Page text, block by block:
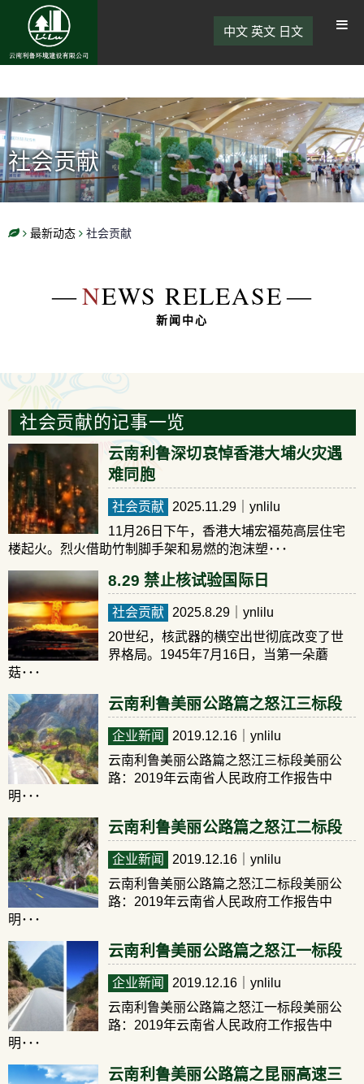
中文 英文 日文
社会贡献
最新动态 社会贡献
―NEWS RELEASE―
新闻中心
社会贡献的记事一览
云南利鲁深切哀悼香港大埔火灾遇
难同胞
社会贡献 2025.11.29 ｜ynlilu
11月26日下午，香港大埔宏福苑高层住宅
楼起火。烈火借助竹制脚手架和易燃的泡沫塑･･･
8.29 禁止核试验国际日
社会贡献 2025.8.29 ｜ynlilu
20世纪，核武器的横空出世彻底改变了世
界格局。1945年7月16日，当第一朵蘑
菇･･･
云南利鲁美丽公路篇之怒江三标段
企业新闻 2019.12.16 ｜ynlilu
云南利鲁美丽公路篇之怒江三标段美丽公
路：2019年云南省人民政府工作报告中
明･･･
云南利鲁美丽公路篇之怒江二标段
企业新闻 2019.12.16 ｜ynlilu
云南利鲁美丽公路篇之怒江二标段美丽公
路：2019年云南省人民政府工作报告中
明･･･
云南利鲁美丽公路篇之怒江一标段
企业新闻 2019.12.16 ｜ynlilu
云南利鲁美丽公路篇之怒江一标段美丽公
路：2019年云南省人民政府工作报告中
明･･･
云南利鲁美丽公路篇之昆丽高速三